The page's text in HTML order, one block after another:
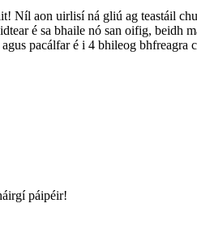
Níl aon uirlisí ná gliú ag teastáil
é sa bhaile nó san oifig, beidh
pacálfar é i 4 bhileog bhfreagra
páipéir!